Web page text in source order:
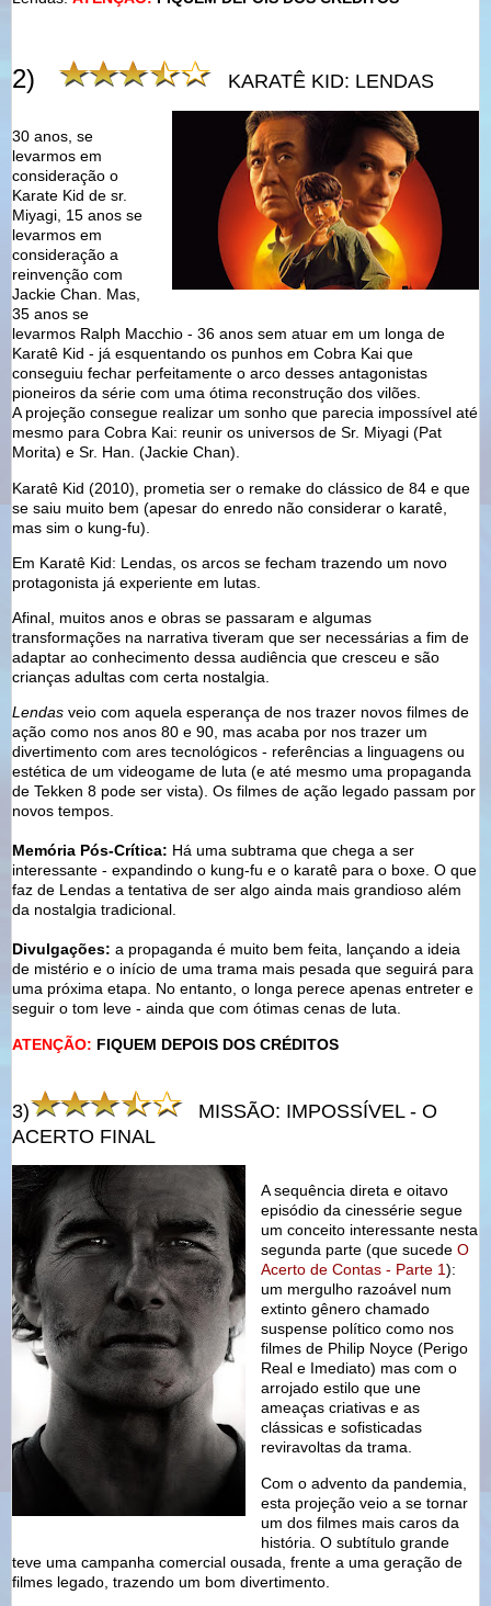
2) KARATÊ KID: LENDAS
30 anos, se
levarmos em
consideração o
Karate Kid de sr.
Miyagi, 15 anos se
levarmos em
consideração a
reinvenção com
Jackie Chan. Mas,
35 anos se
levarmos Ralph Macchio - 36 anos sem atuar em um longa de
Karatê Kid - já esquentando os punhos em Cobra Kai que
conseguiu fechar perfeitamente o arco desses antagonistas
pioneiros da série com uma ótima reconstrução dos vilões.
A projeção consegue realizar um sonho que parecia impossível até
mesmo para Cobra Kai: reunir os universos de Sr. Miyagi (Pat
Morita) e Sr. Han. (Jackie Chan).
Karatê Kid (2010), prometia ser o remake do clássico de 84 e que
se saiu muito bem (apesar do enredo não considerar o karatê,
mas sim o kung-fu).
Em Karatê Kid: Lendas, os arcos se fecham trazendo um novo
protagonista já experiente em lutas.
Afinal, muitos anos e obras se passaram e algumas
transformações na narrativa tiveram que ser necessárias a fim de
adaptar ao conhecimento dessa audiência que cresceu e são
crianças adultas com certa nostalgia.
Lendas veio com aquela esperança de nos trazer novos filmes de
ação como nos anos 80 e 90, mas acaba por nos trazer um
divertimento com ares tecnológicos - referências a linguagens ou
estética de um videogame de luta (e até mesmo uma propaganda
de Tekken 8 pode ser vista). Os filmes de ação legado passam por
novos tempos.
Memória Pós-Crítica: Há uma subtrama que chega a ser
interessante - expandindo o kung-fu e o karatê para o boxe. O que
faz de Lendas a tentativa de ser algo ainda mais grandioso além
da nostalgia tradicional.
Divulgações: a propaganda é muito bem feita, lançando a ideia
de mistério e o início de uma trama mais pesada que seguirá para
uma próxima etapa. No entanto, o longa perece apenas entreter e
seguir o tom leve - ainda que com ótimas cenas de luta.
ATENÇÃO: FIQUEM DEPOIS DOS CRÉDITOS
3)
MISSÃO: IMPOSSÍVEL - O
ACERTO FINAL
A sequência direta e oitavo
episódio da cinessérie segue
um conceito interessante nesta
segunda parte (que sucedeO
Acerto de Contas - Parte 1):
um mergulho razoável num
extinto gênero chamado
suspense político como nos
filmes de Philip Noyce (Perigo
Real e Imediato) mas com o
arrojado estilo que une
ameaças criativas e as
clássicas e sofisticadas
reviravoltas da trama.
Com o advento da pandemia,
esta projeção veio a se tornar
um dos filmes mais caros da
história. O subtítulo grande
teve uma campanha comercial ousada, frente a uma geração de
filmes legado, trazendo um bom divertimento.